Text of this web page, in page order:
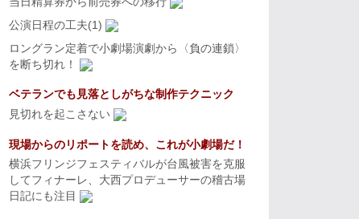
公演日程の工夫(1)
ロングラン定着で小劇場演劇から〈負の連鎖〉
を断ち切れ！
ベテランでも見落としがちな制作テクニック
見切れを起こさない
現場からのリポートを読め、これが小劇場だ！
横浜フリンジフェスティバルが台風被害を克服
してフィナーレ、大西プロデューサーの稽古場
日記にも注目